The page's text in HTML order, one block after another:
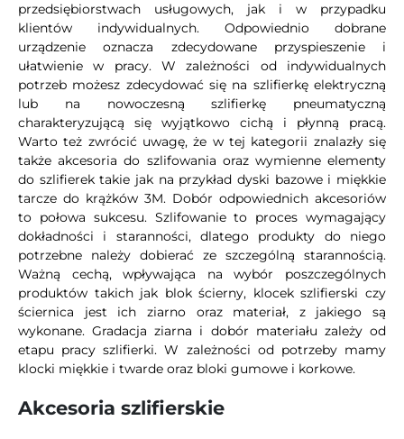
przedsiębiorstwach usługowych, jak i w przypadku
klientów indywidualnych. Odpowiednio dobrane
urządzenie oznacza zdecydowane przyspieszenie i
ułatwienie w pracy. W zależności od indywidualnych
potrzeb możesz zdecydować się na szlifierkę elektryczną
lub na nowoczesną szlifierkę pneumatyczną
charakteryzującą się wyjątkowo cichą i płynną pracą.
Warto też zwrócić uwagę, że w tej kategorii znalazły się
także akcesoria do szlifowania oraz wymienne elementy
do szlifierek takie jak na przykład dyski bazowe i miękkie
tarcze do krążków 3M. Dobór odpowiednich akcesoriów
to połowa sukcesu. Szlifowanie to proces wymagający
dokładności i staranności, dlatego produkty do niego
potrzebne należy dobierać ze szczególną starannością.
Ważną cechą, wpływająca na wybór poszczególnych
produktów takich jak blok ścierny, klocek szlifierski czy
ściernica jest ich ziarno oraz materiał, z jakiego są
wykonane. Gradacja ziarna i dobór materiału zależy od
etapu pracy szlifierki. W zależności od potrzeby mamy
klocki miękkie i twarde oraz bloki gumowe i korkowe.
Akcesoria szlifierskie